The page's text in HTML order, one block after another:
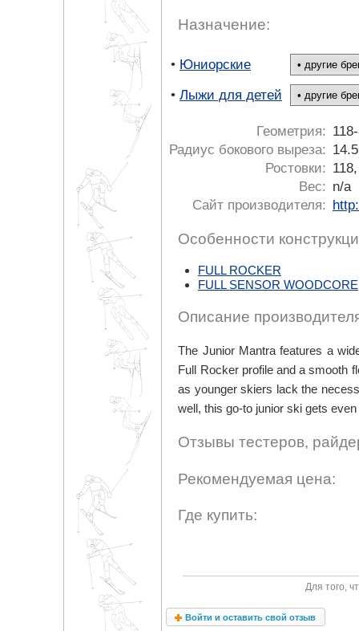
Назначение:
• Юниорские
• Лыжи для детей
Геометрия:
Радиус бокового выреза:
Ростовки:
Вес:
n/a
Сайт производителя:
Особенности
FULL ROCKER
FULL SENSOR WOODCORE
Описание
The Junior Mantra features a
Full Rocker profile and a smooth
as younger skiers lack the
well, this go-to junior ski gets
Отзывы тестеров,
Рекомендуемая цена:
Где купить:
Для того,
Войти и оставить свой отзыв